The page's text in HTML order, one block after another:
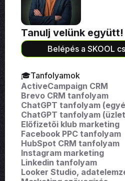
Tanulj velünk együtt!
Belépés a SKOOL
🎓Tanfolyamok
ActiveCampaign CRM
Brevo CRM tanfolyam
ChatGPT tanfolyam
ChatGPT tanfolyam
Előfizetői klub marketing
Facebook PPC tanfolyam
HubSpot CRM tanfolyam
Instagram marketing
Linkedin tanfolyam
Looker Studio,